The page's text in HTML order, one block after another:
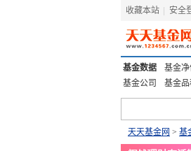
收藏本站 安全
基金数据 基金净
基金公司
基金
天天基金网 > 基